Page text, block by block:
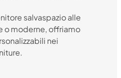
salvaspazio alle
o moderne, offriamo
nei